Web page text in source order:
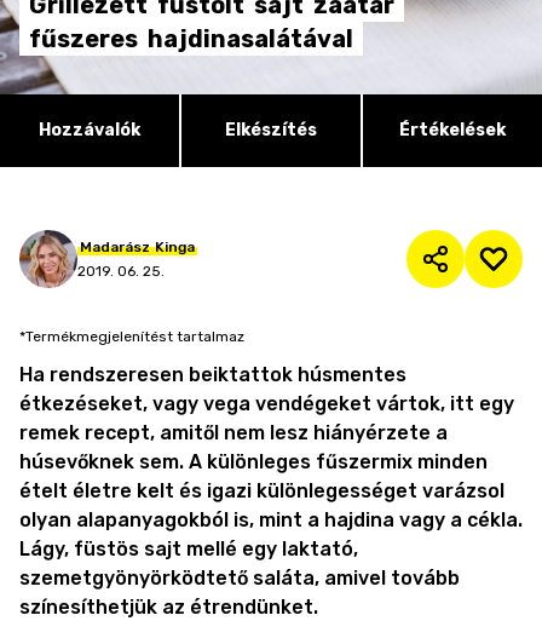
fűszeres hajdinasalátával
Hozzávalók Elkészítés Értékelések
Madarász Kinga
2019. 06. 25.
*Termékmegjelenítést tartalmaz
Ha rendszeresen beiktattok húsmentes
étkezéseket, vagy vega vendégeket vártok, itt egy
remek recept, amitől nem lesz hiányérzete a
húsevőknek sem. A különleges fűszermix minden
ételt életre kelt és igazi különlegességet varázsol
olyan alapanyagokból is, mint a hajdina vagy a cékla.
Lágy, füstös sajt mellé egy laktató,
szemetgyönyörködtető saláta, amivel tovább
színesíthetjük az étrendünket.